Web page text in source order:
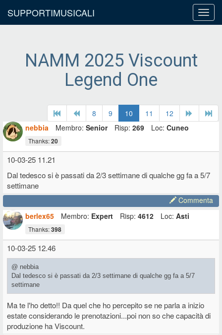
SUPPORTIMUSICALI
NAMM 2025 Viscount
Legend One
8 9 10 11
12
nebbia
Membro: Senior Risp: 269 Loc: Cuneo
Thanks:20
10-03-25 11.21
Dal tedesco si è passati da 2/3 settimane di qualche gg fa a 5/7
settimane
Commenta
berlex65
Membro: Expert Risp: 4612 Loc: Asti
Thanks:398
10-03-25 12.46
@ nebbia
Dal tedesco si è passati da 2/3 settimane di qualche gg fa a 5/7
settimane
Ma te l'ho detto!! Da quel che ho percepito se ne parla a inizio
estate considerando le prenotazioni...poi non so che capacità di
produzione ha Viscount.